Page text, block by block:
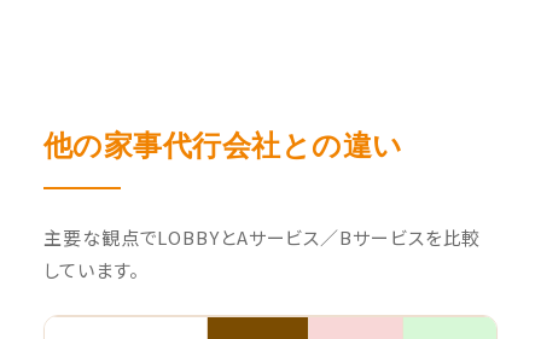
他の家事代行会社との違い
主要な観点でLOBBYとAサービス／Bサービスを比較
しています。